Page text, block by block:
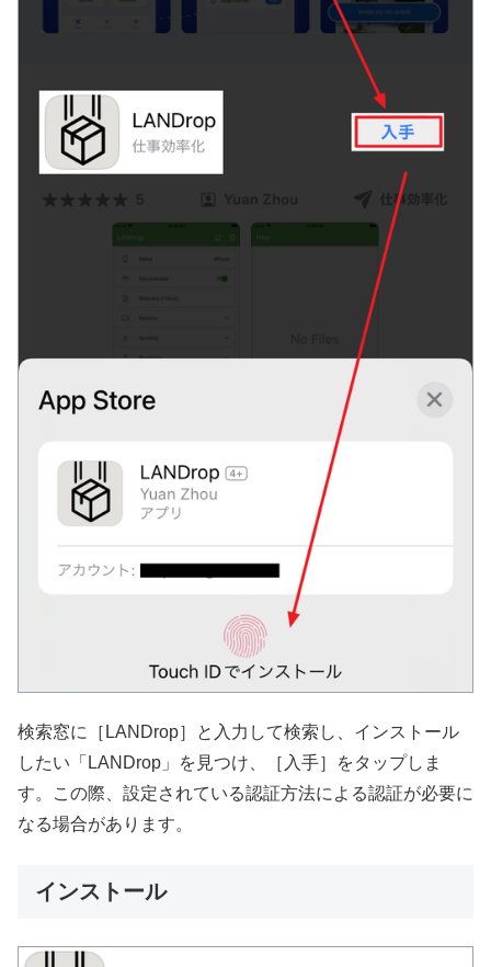
検索窓に［LANDrop］と入力して検索し、インストール
したい「LANDrop」を見つけ、［入手］をタップしま
す。この際、設定されている認証方法による認証が必要に
なる場合があります。
インストール